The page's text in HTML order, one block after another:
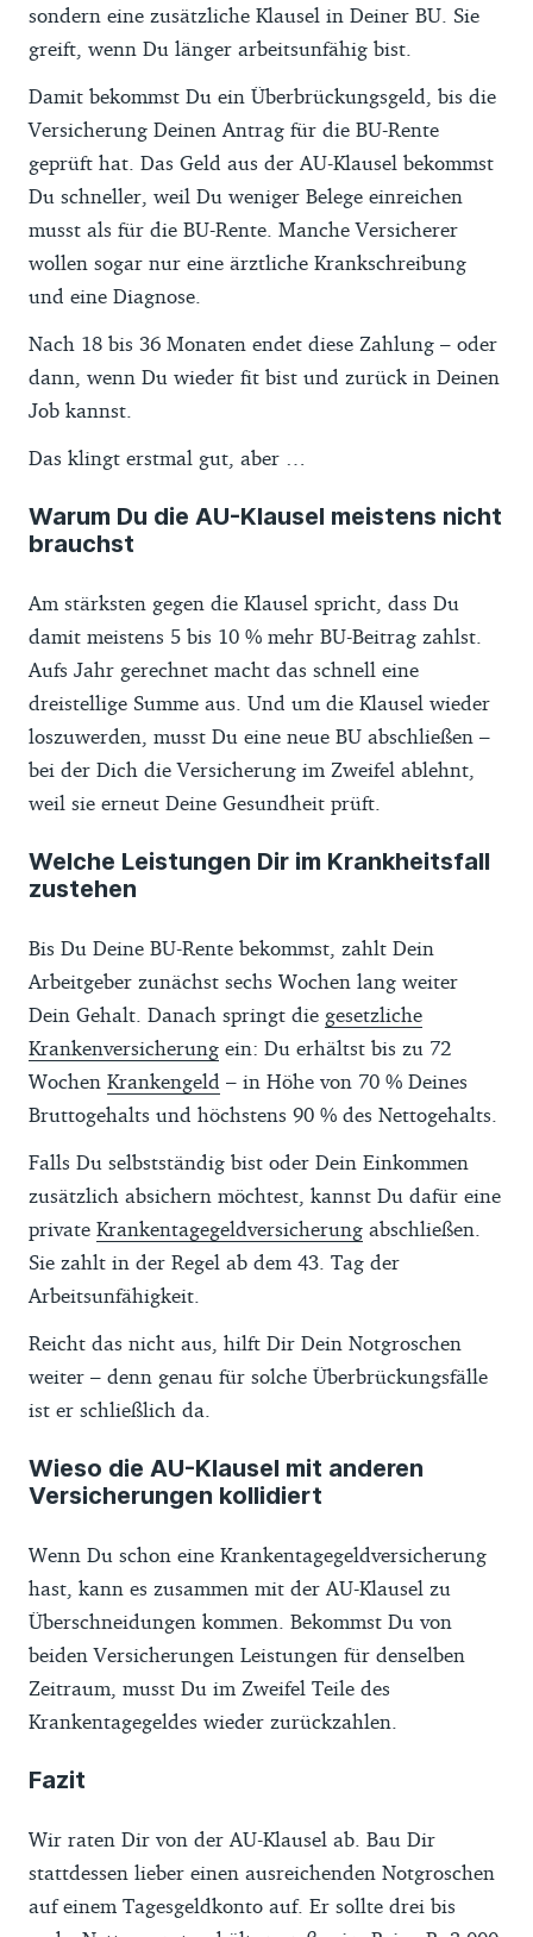
sondern eine zusätzliche Klausel in Deiner BU. Sie
greift, wenn Du länger arbeitsunfähig bist.
Damit bekommst Du ein Überbrückungsgeld, bis die
Versicherung Deinen Antrag für die BU-Rente
geprüft hat. Das Geld aus der AU-Klausel bekommst
Du schneller, weil Du weniger Belege einreichen
musst als für die BU-Rente. Manche Versicherer
wollen sogar nur eine ärztliche Krankschreibung
und eine Diagnose.
Nach 18 bis 36 Monaten endet diese Zahlung – oder
dann, wenn Du wieder fit bist und zurück in Deinen
Job kannst.
Das klingt erstmal gut, aber …
Warum Du die AU-Klausel meistens nicht
brauchst
Am stärksten gegen die Klausel spricht, dass Du
damit meistens 5 bis 10 % mehr BU-Beitrag zahlst.
Aufs Jahr gerechnet macht das schnell eine
dreistellige Summe aus. Und um die Klausel wieder
loszuwerden, musst Du eine neue BU abschließen –
bei der Dich die Versicherung im Zweifel ablehnt,
weil sie erneut Deine Gesundheit prüft.
Welche Leistungen Dir im Krankheitsfall
zustehen
Bis Du Deine BU-Rente bekommst, zahlt Dein
Arbeitgeber zunächst sechs Wochen lang weiter
Dein Gehalt. Danach springt die gesetzliche
Krankenversicherung ein: Du erhältst bis zu 72
Wochen Krankengeld – in Höhe von 70 % Deines
Bruttogehalts und höchstens 90 % des Nettogehalts.
Falls Du selbstständig bist oder Dein Einkommen
zusätzlich absichern möchtest, kannst Du dafür eine
private Krankentagegeldversicherung abschließen.
Sie zahlt in der Regel ab dem 43. Tag der
Arbeitsunfähigkeit.
Reicht das nicht aus, hilft Dir Dein Notgroschen
weiter – denn genau für solche Überbrückungsfälle
ist er schließlich da.
Wieso die AU-Klausel mit anderen
Versicherungen kollidiert
Wenn Du schon eine Krankentagegeldversicherung
hast, kann es zusammen mit der AU-Klausel zu
Überschneidungen kommen. Bekommst Du von
beiden Versicherungen Leistungen für denselben
Zeitraum, musst Du im Zweifel Teile des
Krankentagegeldes wieder zurückzahlen.
Fazit
Wir raten Dir von der AU-Klausel ab. Bau Dir
stattdessen lieber einen ausreichenden Notgroschen
auf einem Tagesgeldkonto auf. Er sollte drei bis